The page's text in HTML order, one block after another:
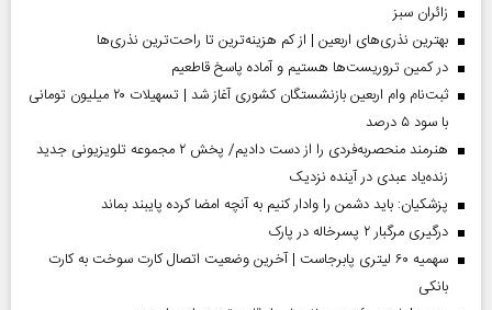
‌زائران سبز
بهترین نذری‌های اربعین | از کم هزینه‌ترین تا راحت‌ترین نذری‌ها
در کمین تروریست‌ها هستیم و آماده پاسخ قاطعیم
ثبت‌نام وام اربعین بازنشستگان کشوری آغاز شد | تسهیلات ۲۰ میلیون تومانی
با سود ۵ درصد
هنرمند منحصر‌به‌فردی را از دست دادیم/ پخش ۲ مجموعه تلویزیونی جدید
زنده‌یاد عبدی در آینده نزدیک
پزشکیان: باید دشمن را وادار کنیم به آنچه امضا کرده پایبند بماند
درگیری مرگبار ۲ پسرخاله در پارک
سهمیه ۶۰ لیتری پابرجاست | آخرین وضعیت اتصال کارت سوخت به کارت
بانکی